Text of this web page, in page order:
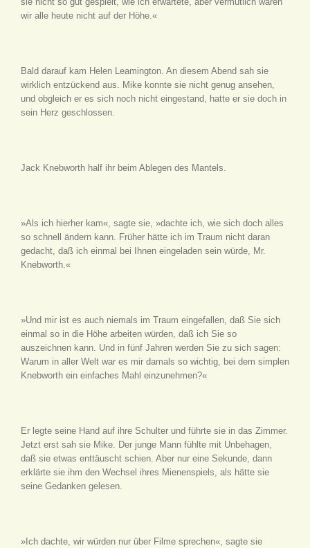
wir alle heute nicht auf der Höhe.«
Bald darauf kam Helen Leamington. An diesem Abend sah sie
wirklich entzückend aus. Mike konnte sie nicht genug ansehen,
und obgleich er es sich noch nicht eingestand, hatte er sie doch in
sein Herz geschlossen.
Jack Knebworth half ihr beim Ablegen des Mantels.
»Als ich hierher kam«, sagte sie, »dachte ich, wie sich doch alles
so schnell ändern kann. Früher hätte ich im Traum nicht daran
gedacht, daß ich einmal bei Ihnen eingeladen sein würde, Mr.
Knebworth.«
»Und mir ist es auch niemals im Traum eingefallen, daß Sie sich
einmal so in die Höhe arbeiten würden, daß ich Sie so
auszeichnen kann. Und in fünf Jahren werden Sie zu sich sagen:
Warum in aller Welt war es mir damals so wichtig, bei dem simplen
Knebworth ein einfaches Mahl einzunehmen?«
Er legte seine Hand auf ihre Schulter und führte sie in das Zimmer.
Jetzt erst sah sie Mike. Der junge Mann fühlte mit Unbehagen,
daß sie etwas enttäuscht schien. Aber nur eine Sekunde, dann
erklärte sie ihm den Wechsel ihres Mienenspiels, als hätte sie
seine Gedanken gelesen.
»Ich dachte, wir würden nur über Filme sprechen«, sagte sie